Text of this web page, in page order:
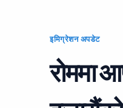
इमिग्रेशन अपडेट
रोममा